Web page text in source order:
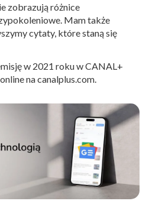
zobrazują różnice
Mam także
cytaty, które staną się
w 2021 roku w CANAL+
na canalplus.com.